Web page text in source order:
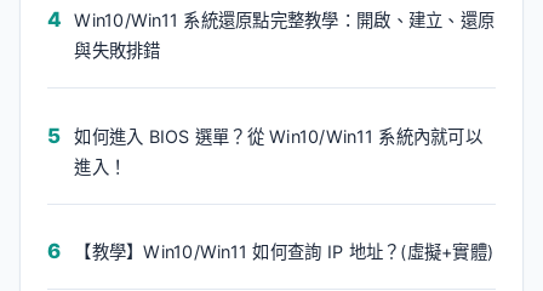
Win10/Win11 系統還原點完整教學：開啟、建立、還原
與失敗排錯
如何進入 BIOS 選單？從 Win10/Win11 系統內就可以
進入！
【教學】Win10/Win11 如何查詢 IP 地址？(虛擬+實體)